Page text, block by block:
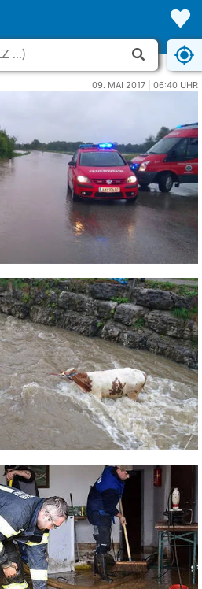
09. MAI 2017 | 06:40 UHR